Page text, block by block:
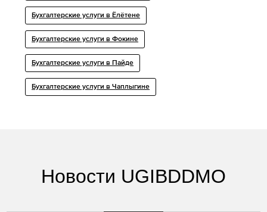
Бухгалтерские услуги в Ёлётене
Бухгалтерские услуги в Фокине
Бухгалтерские услуги в Пайде
Бухгалтерские услуги в Чаплыгине
Новости UGIBDDMO